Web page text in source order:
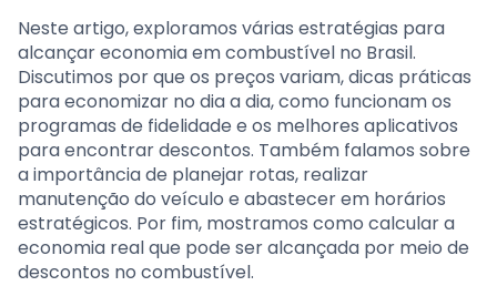
Neste artigo, exploramos várias estratégias para
alcançar economia em combustível no Brasil.
Discutimos por que os preços variam, dicas práticas
para economizar no dia a dia, como funcionam os
programas de fidelidade e os melhores aplicativos
para encontrar descontos. Também falamos sobre
a importância de planejar rotas, realizar
manutenção do veículo e abastecer em horários
estratégicos. Por fim, mostramos como calcular a
economia real que pode ser alcançada por meio de
descontos no combustível.